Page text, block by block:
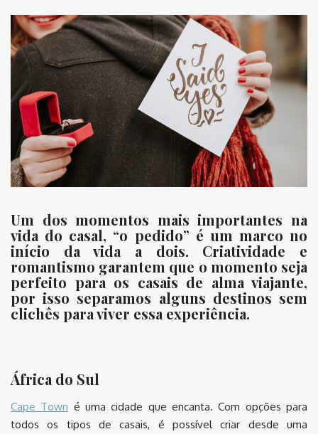
Um dos momentos mais importantes na
vida do casal, “o pedido” é um marco no
início da vida a dois. Criatividade e
romantismo garantem que o momento seja
perfeito para os casais de alma viajante,
por isso separamos alguns destinos sem
clichês para viver essa experiência.
África do Sul
Cape Town é uma cidade que encanta. Com opções para
todos os tipos de casais, é possível criar desde uma